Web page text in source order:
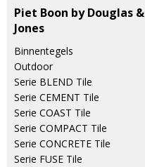
Piet Boon by Douglas &
Jones
Binnentegels
Outdoor
Serie BLEND Tile
Serie CEMENT Tile
Serie COAST Tile
Serie COMPACT Tile
Serie CONCRETE Tile
Serie FUSE Tile